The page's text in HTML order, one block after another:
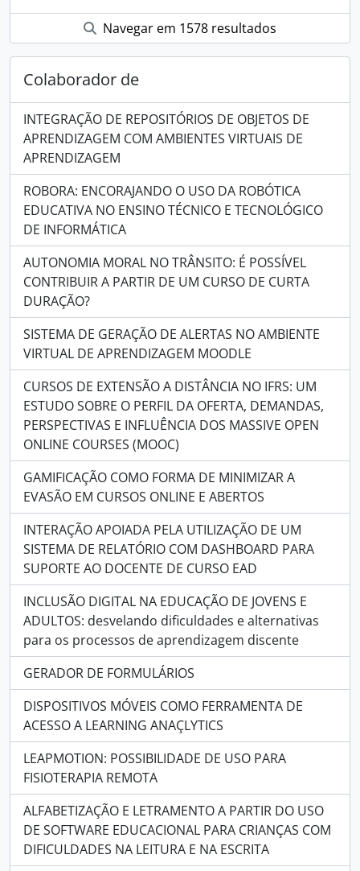
Navegar em 1578 resultados
Colaborador de
INTEGRAÇÃO DE REPOSITÓRIOS DE OBJETOS DE
APRENDIZAGEM COM AMBIENTES VIRTUAIS DE
APRENDIZAGEM
ROBORA: ENCORAJANDO O USO DA ROBÓTICA
EDUCATIVA NO ENSINO TÉCNICO E TECNOLÓGICO
DE INFORMÁTICA
AUTONOMIA MORAL NO TRÂNSITO: É POSSÍVEL
CONTRIBUIR A PARTIR DE UM CURSO DE CURTA
DURAÇÃO?
SISTEMA DE GERAÇÃO DE ALERTAS NO AMBIENTE
VIRTUAL DE APRENDIZAGEM MOODLE
CURSOS DE EXTENSÃO A DISTÂNCIA NO IFRS: UM
ESTUDO SOBRE O PERFIL DA OFERTA, DEMANDAS,
PERSPECTIVAS E INFLUÊNCIA DOS MASSIVE OPEN
ONLINE COURSES (MOOC)
GAMIFICAÇÃO COMO FORMA DE MINIMIZAR A
EVASÃO EM CURSOS ONLINE E ABERTOS
INTERAÇÃO APOIADA PELA UTILIZAÇÃO DE UM
SISTEMA DE RELATÓRIO COM DASHBOARD PARA
SUPORTE AO DOCENTE DE CURSO EAD
INCLUSÃO DIGITAL NA EDUCAÇÃO DE JOVENS E
ADULTOS: desvelando dificuldades e alternativas
para os processos de aprendizagem discente
GERADOR DE FORMULÁRIOS
DISPOSITIVOS MÓVEIS COMO FERRAMENTA DE
ACESSO A LEARNING ANAÇLYTICS
LEAPMOTION: POSSIBILIDADE DE USO PARA
FISIOTERAPIA REMOTA
ALFABETIZAÇÃO E LETRAMENTO A PARTIR DO USO
DE SOFTWARE EDUCACIONAL PARA CRIANÇAS COM
DIFICULDADES NA LEITURA E NA ESCRITA